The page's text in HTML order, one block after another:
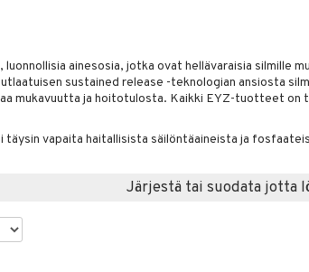
ainesosia, jotka ovat hellävaraisia silmille
sustained release -teknologian ansiosta
mukavuutta ja hoitotulosta. Kaikki EYZ-tuotteet
vapaita haitallisista säilöntäaineista ja
Järjestä tai suodata jotta